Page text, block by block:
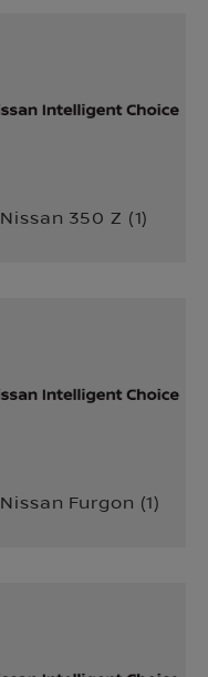
Nissan 350 Z (1)
Nissan Furgon (1)